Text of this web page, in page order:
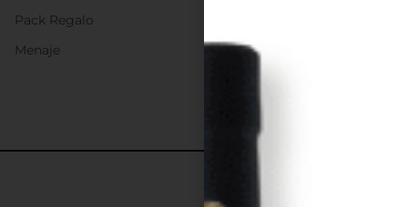
Pack Regalo
Menaje